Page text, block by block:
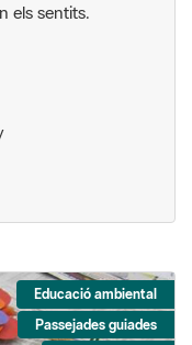
els sentits.
Educació ambiental
Passejades guiades